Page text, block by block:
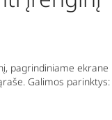
pagrindiniame ekrane
Galimos parinktys: